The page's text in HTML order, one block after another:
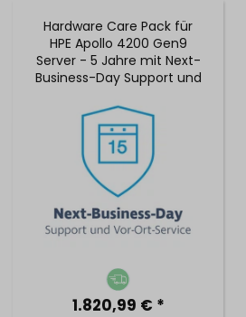
Hardware Care Pack für
HPE Apollo 4200 Gen9
Server - 5 Jahre mit Next-
Business-Day Support und
1.820,99 € *